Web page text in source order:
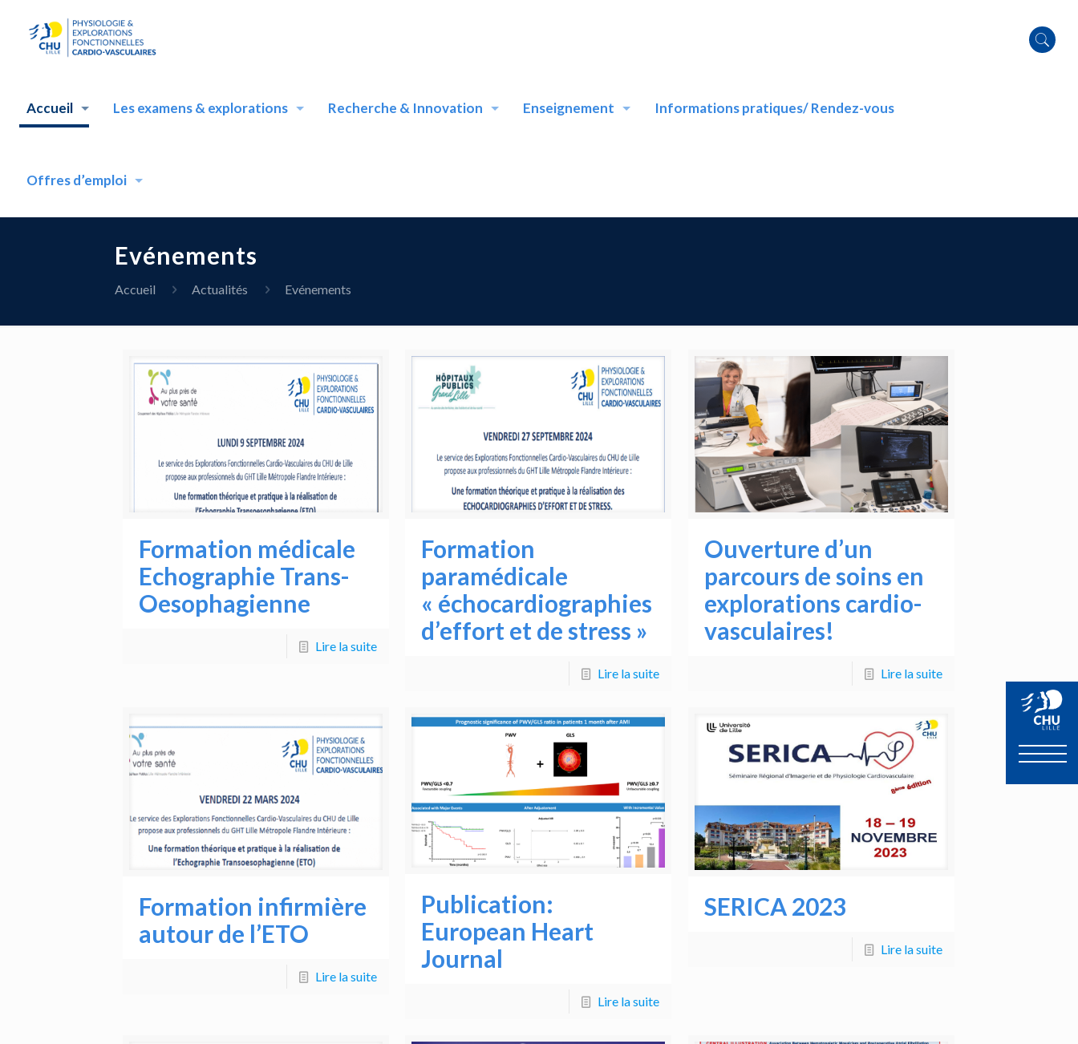
Accueil Les examens & explorations Recherche & Innovation Enseignement Informations pratiques/ Rendez-vous
Offres d’emploi
Evénements
Accueil Actualités Evénements
Formation médicale
Echographie Trans-
Oesophagienne
Lire la suite
Formation
paramédicale
« échocardiographies
d’effort et de stress »
Lire la suite
Ouverture d’un
parcours de soins en
explorations cardio-
vasculaires!
Lire la suite
Formation infirmière
autour de l’ETO
Lire la suite
Publication:
European Heart
Journal
Lire la suite
SERICA 2023
Lire la suite